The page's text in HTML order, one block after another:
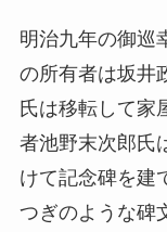
明治九年の御巡
の所有者は坂井
氏は移転して家
者池野末次郎氏
けて記念碑を建
つぎのような碑